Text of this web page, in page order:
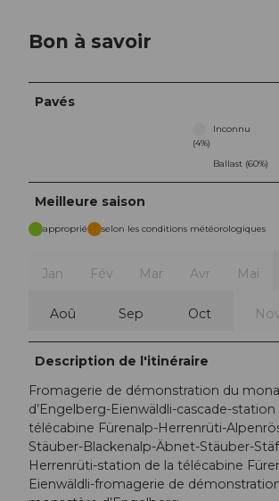
Bon à savoir
Pavés
Inconnu
(4%)
Ballast (60%)
Meilleure saison
approprié selon les conditions météorologiques
Jan Fév Mar Avr Mai
Aoû Sep Oct
Description de l'itinéraire
Fromagerie de démonstration du
d’Engelberg-Eienwäldli-cascade-station
télécabine Fürenalp-Herrenrüti-
Stäuber-Blackenalp-Äbnet-Stäuber-
Herrenrüti-station de la télécabine
Eienwäldli-fromagerie de